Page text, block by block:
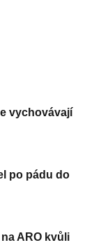
vychovávají
po pádu do
ARO kvůli